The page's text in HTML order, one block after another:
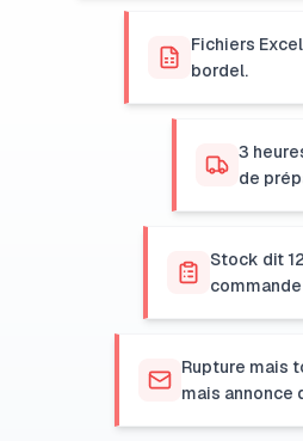
Fichiers
bordel.
3
de
Stock dit
Rupture mais
mais annonce